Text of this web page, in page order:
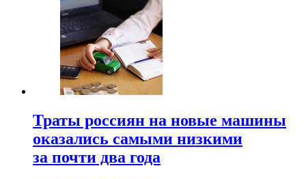
Траты россиян на новые машины
оказались самыми низкими
за почти два года